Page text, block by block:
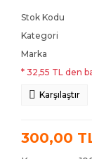
Stok Kodu
Kategori
Marka
* 32,55 TL den
Karşılaştır
300,00